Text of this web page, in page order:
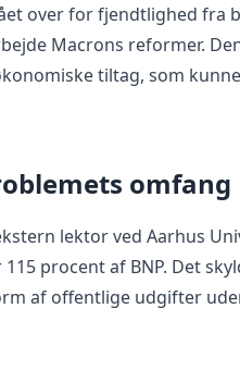
over for fjendtlighed fra
Macrons reformer.
tiltag, som
omfang
lektor ved Aarhus
procent af BNP. Det
af offentlige udgifter